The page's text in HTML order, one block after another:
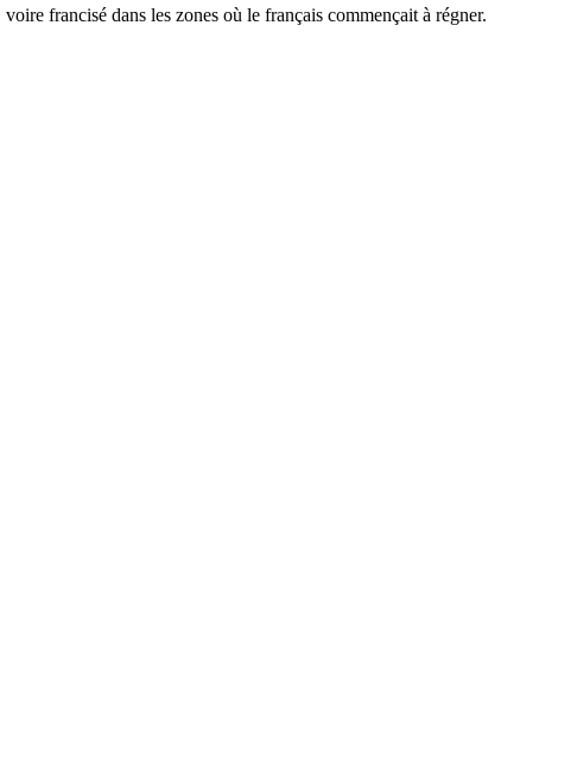
francisé dans les zones où le français commençait à régner.